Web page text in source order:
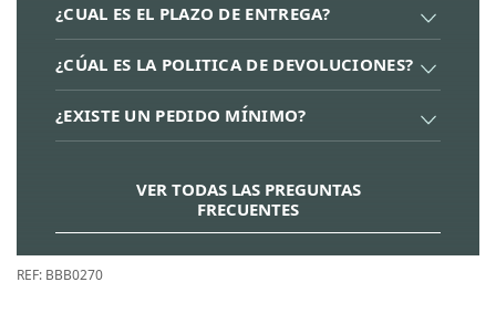
¿CUAL ES EL PLAZO DE ENTREGA?
¿CÚAL ES LA POLITICA DE DEVOLUCIONES?
¿EXISTE UN PEDIDO MÍNIMO?
VER TODAS LAS PREGUNTAS
FRECUENTES
REF: BBB0270